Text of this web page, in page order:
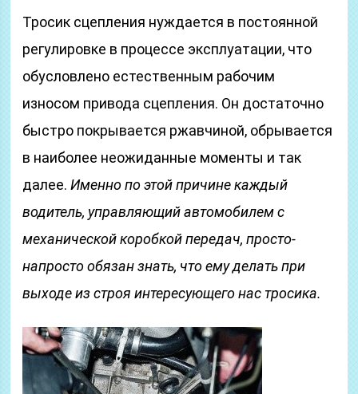
Тросик сцепления нуждается в постоянной
регулировке в процессе эксплуатации, что
обусловлено естественным рабочим
износом привода сцепления. Он достаточно
быстро покрывается ржавчиной, обрывается
в наиболее неожиданные моменты и так
далее.Именно по этой причине каждый
водитель, управляющий автомобилем с
механической коробкой передач, просто-
напросто обязан знать, что ему делать при
выходе из строя интересующего нас тросика.